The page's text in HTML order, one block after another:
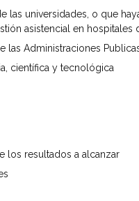
universidades, o que
asistencial en hospitales
Administraciones
científica y tecnológica
los resultados a alcanzar